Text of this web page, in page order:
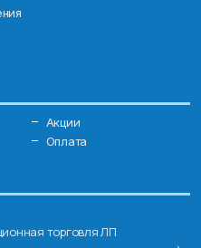
Акции
Оплата
торговля ЛП